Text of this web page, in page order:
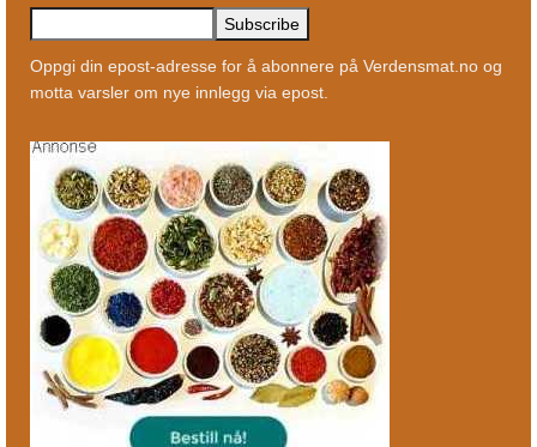
Oppgi din epost-adresse for å abonnere på Verdensmat.no og
motta varsler om nye innlegg via epost.